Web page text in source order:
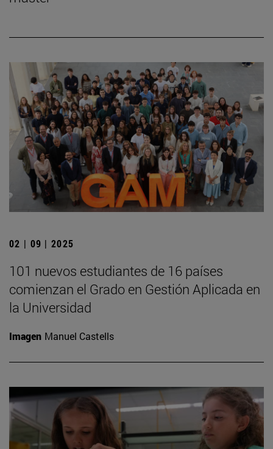
02 | 09 | 2025
101 nuevos estudiantes de 16 países
comienzan el Grado en Gestión Aplicada en
la Universidad
Imagen Manuel Castells